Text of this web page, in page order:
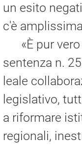
un esito
c'è
«È pur vero
sentenza n.
leale
legislativo,
a riformare
regionali,